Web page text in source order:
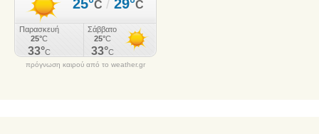
πρόγνωση καιρού από το weather.gr